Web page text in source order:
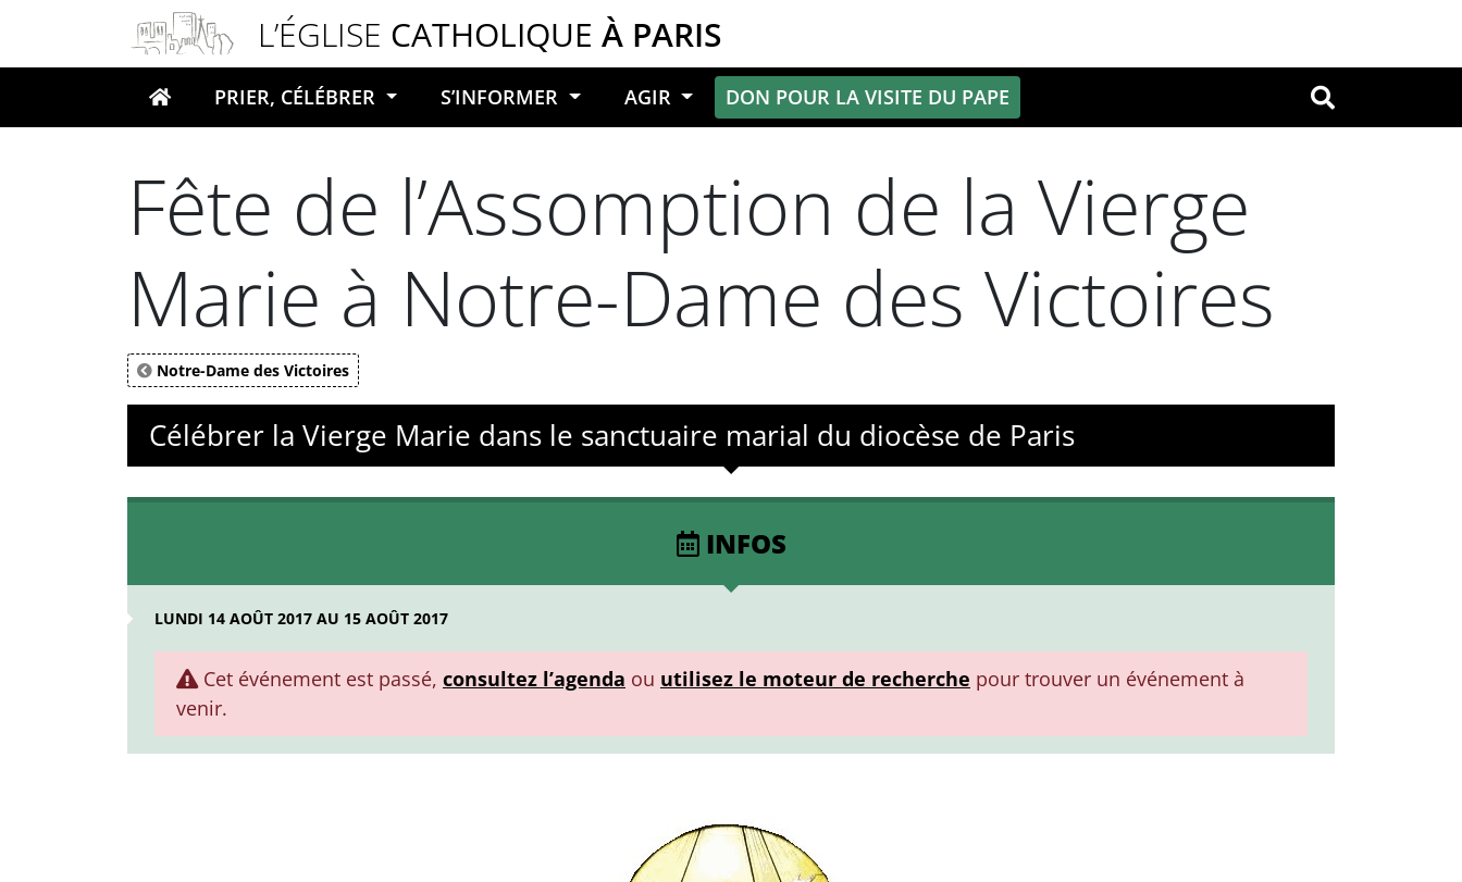
L’ÉGLISE CATHOLIQUE À PARIS
Votre recherche OK
PRIER, CÉLÉBRER S’INFORMER AGIR DON POUR LA VISITE DU PAPE
Fête de l’Assomption de la Vierge
Marie à Notre-Dame des Victoires
Notre-Dame des Victoires
Célébrer la Vierge Marie dans le sanctuaire marial du diocèse de Paris
INFOS
LUNDI 14 AOÛT 2017 AU 15 AOÛT 2017
Cet événement est passé, consultez l’agenda ou utilisez le moteur de recherche pour trouver un événement à
venir.
Panneau de gestion des cookies